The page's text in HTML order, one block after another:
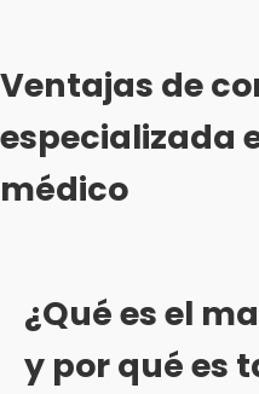
Ventajas de
especializada
médico
¿Qué es el
y por qué es